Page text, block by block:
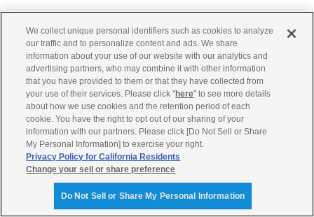
差込みプラグ
単相100V 30A/一括取出し
7XF-87236-00
メーカー希望小売価格
4,642円[消費税10％含む]（本体価格 4,220円）
We collect unique personal identifiers such as cookies to analyze
our traffic and to personalize content and ads. We share
information about your use of our website with our analytics and
advertising partners, who may combine it with other information
that you have provided to them or that they have collected from
your use of their services. Please click "here" to see more details
about how we use cookies and the retention period of each
cookie. You have the right to opt out of our sharing of your
information with our partners. Please click [Do Not Sell or Share
My Personal Information] to exercise your right.
Privacy Policy for California Residents
Change your sell or share preference
Do Not Sell or Share My Personal Information